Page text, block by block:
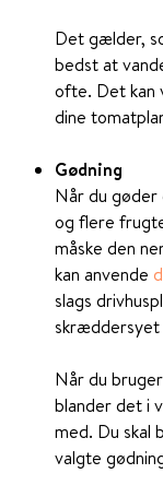
Det gælder,
bedst at
ofte. Det kan
dine
Gødning
Når du
og flere
måske den
kan anvende
slags
Når du
blander det i
med. Du skal
valgte